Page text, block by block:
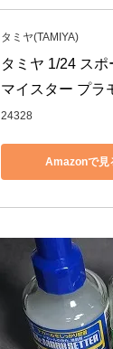
タミヤ(TAMIYA)
タミヤ 1/24 ス
マイスター プラ
24328
Amazonで見